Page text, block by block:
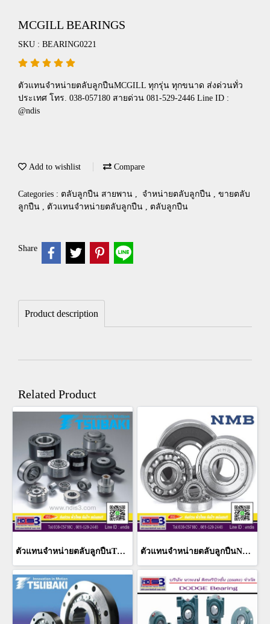
MCGILL BEARINGS
SKU : BEARING0221
ตัวแทนจำหน่ายตลับลูกปืนMCGILL ทุกรุ่น ทุกขนาด ส่งด่วนทั่ว
ประเทศ โทร. 038-057180 สายด่วน 081-529-2446 Line ID :
@ndis
Add to wishlist Compare
Categories : ตลับลูกปืน สายพาน , จำหน่ายตลับลูกปืน , ขายตลับ
ลูกปืน , ตัวแทนจำหน่ายตลับลูกปืน , ตลับลูกปืน
Share
Product description
Related Product
ตัวแทนจำหน่ายตลับลูกปืนTSUBAKI ชลบุรี ตัวแทนจำหน่ายตลับลูกปืนNMB ชลบุรี